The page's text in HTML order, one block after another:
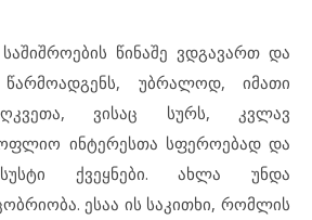
წინაშე ვდგავართ და
უბრალოდ, იმათი
ვისაც სურს, კვლავ
ინტერესთა სფეროებად და
ქვეყნები. ახლა უნდა
ესაა ის საკითხი, რომლის